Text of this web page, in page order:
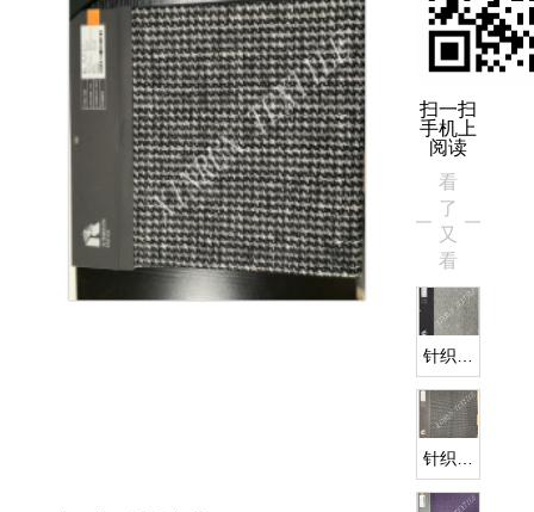
扫一扫
手机上
阅读
看
了
又
看
针织产
品
针织产
品